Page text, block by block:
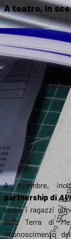
A teatro, in
A dicembre,
partnership di
vedrà i ragazzi
della Terra di
riconoscimento